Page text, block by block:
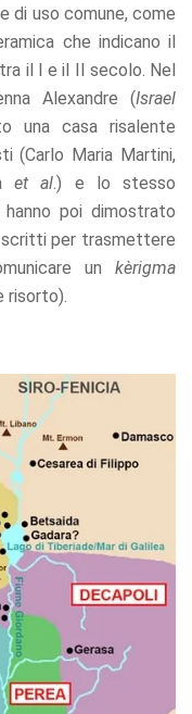
di uso comune, come
che indicano il
il I e il II secolo. Nel
Alexandre (Israel
una casa risalente
(Carlo Maria Martini,
et al.) e lo stesso
poi dimostrato
per trasmettere
un kèrigma
risorto).